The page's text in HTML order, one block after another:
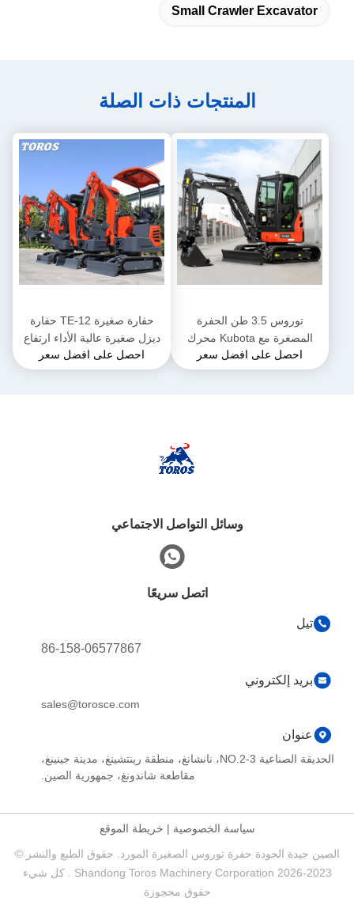
Small Crawler Excavator
المنتجات ذات الصلة
توروس 3.5 طن الحفرة
المصغرة مع Kubota محرك
الحفرة المجهرية متعددة
الوظائف
احصل على افضل سعر
حفارة صغيرة TE-12 حفارة
ديزل صغيرة عالية الأداء ارتفاع
2285 ملم للأعمال البلدية
احصل على افضل سعر
وسائل التواصل الاجتماعي
اتصل سريعًا
تيل
86-158-06577867
بريد إلكتروني
sales@torosce.com
عنوان
الحديقة الصناعية NO.2-3، نانشانغ، منطقة رينتشينغ، مدينة جينينغ،
مقاطعة شاندونغ، جمهورية الصين.
سياسة الخصوصية|خريطة الموقع
الصين جيدة الجودة حفرة توروس الصغيرة المورد. حقوق الطبع والنشر ©
2023-2026 Shandong Toros Machinery Corporation . كل شيء
حقوق محجوزة